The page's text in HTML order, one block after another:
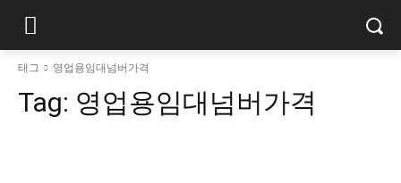
태그 영업용임대넘버가격
Tag: 영업용임대넘버가격